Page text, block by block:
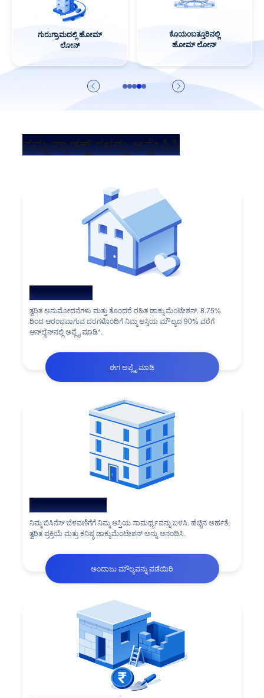
ಗುರುಗ್ರಾಮದಲ್ಲಿ ಹೋಮ್
ಲೋನ್
ಕೊಯಂಬತ್ತೂರಿನಲ್ಲಿ
ಹೋಮ್ ಲೋನ್
ನಮ್ಮ ಪ್ರಾಡಕ್ಟ್ ಗಳನ್ನು ಅನ್ವೇಷಿಸಿ
ಹೋಮ್ ಲೋನ್‌
ತ್ವರಿತ ಅನುಮೋದನೆಗಳು ಮತ್ತು ತೊಂದರೆ ರಹಿತ ಡಾಕ್ಯುಮೆಂಟೇಶನ್. 8.75%
ರಿಂದ ಆರಂಭವಾಗುವ ದರಗಳೊಂದಿಗೆ ನಿಮ್ಮ ಆಸ್ತಿಯ ಮೌಲ್ಯದ 90% ವರೆಗೆ
ಆನ್‌ಲೈನ್‌ನಲ್ಲಿ ಅಪ್ಲೈ ಮಾಡಿ*.
ಈಗ ಅಪ್ಲೈ ಮಾಡಿ
ಆಸ್ತಿ ಮೇಲಿನ ಲೋನ್
ನಿಮ್ಮ ಬಿಸಿನೆಸ್ ಬೆಳವಣಿಗೆಗೆ ನಿಮ್ಮ ಆಸ್ತಿಯ ಸಾಮರ್ಥ್ಯವನ್ನು ಬಳಸಿ. ಹೆಚ್ಚಿನ ಅರ್ಹತೆ,
ತ್ವರಿತ ಪ್ರಕ್ರಿಯೆ ಮತ್ತು ಕನಿಷ್ಠ ಡಾಕ್ಯುಮೆಂಟೇಶನ್ ಅನ್ನು ಆನಂದಿಸಿ.
ಅಂದಾಜು ಮೌಲ್ಯವನ್ನು ಪಡೆಯಿರಿ